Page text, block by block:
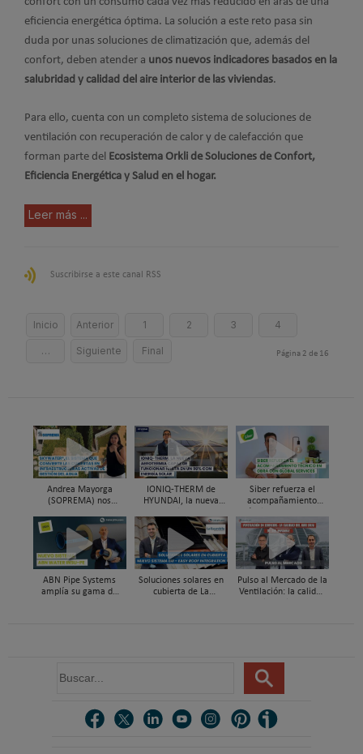
eficiencia energética óptima. La solución a este reto pasa sin
duda por unas soluciones de climatización que, además del
confort, deben atender a unos nuevos indicadores basados en la
salubridad y calidad del aire interior de las viviendas.
Para ello, cuenta con un completo sistema de soluciones de
ventilación con recuperación de calor y de calefacción que
forman parte del Ecosistema Orkli de Soluciones de Confort,
Eficiencia Energética y Salud en el hogar.
Leer más ...
Suscribirse a este canal RSS
Inicio Anterior 1 2 3 4
… Siguiente Final Página 2 de 16
Andrea Mayorga
(SOPREMA) nos
cubierta azul-verde
IONIQ-THERM de
HYUNDAI, la nueva
funcionar hasta en un
98% con energía solar
Siber refuerza el
acompañamiento
soporte al instalador
con Global Services
ABN Pipe Systems
amplía su gama de
Soluciones solares en
cubierta de La
Pulso al Mercado de la
Ventilación: la calidad
u